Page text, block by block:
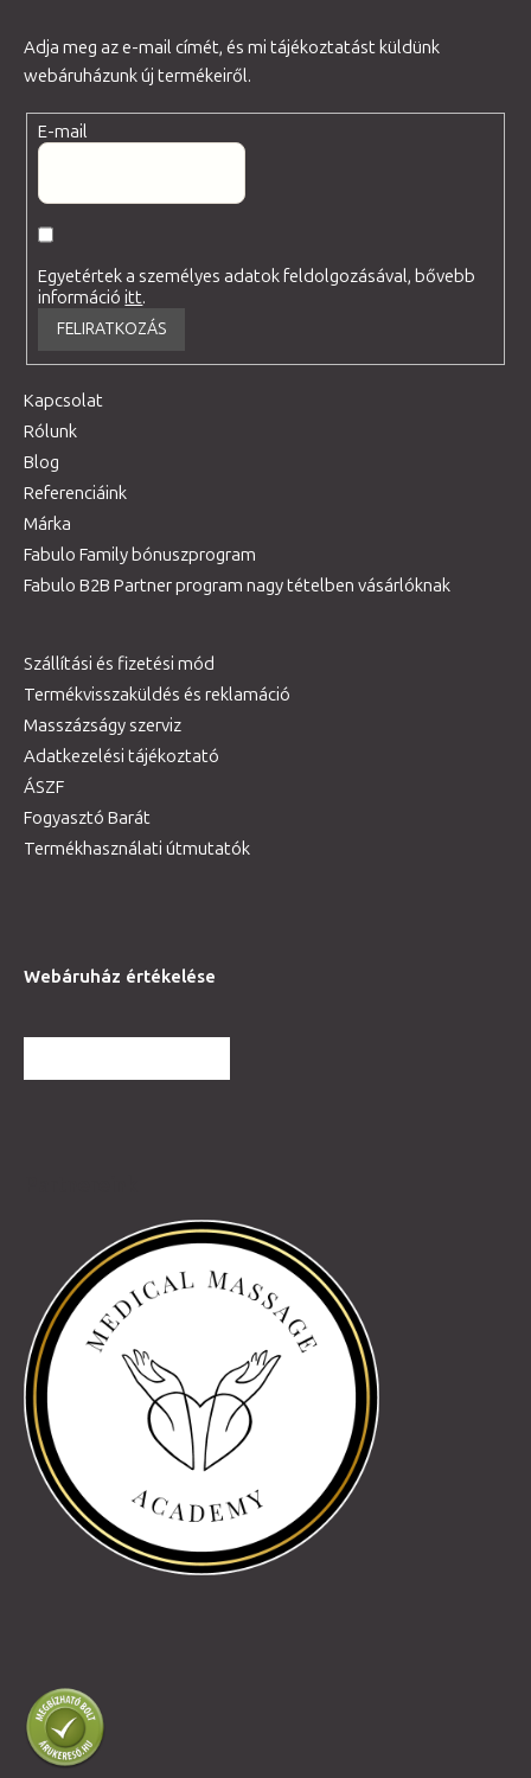
Adja meg az e-mail címét, és mi tájékoztatást küldünk
webáruházunk új termékeiről.
E-mail
Egyetértek a személyes adatok feldolgozásával, bővebb
információitt.
FELIRATKOZÁS
Kapcsolat
Rólunk
Blog
Referenciáink
Márka
Fabulo Family bónuszprogram
Fabulo B2B Partner program nagy tételben vásárlóknak
Szállítási és fizetési mód
Termékvisszaküldés és reklamáció
Masszázságy szerviz
Adatkezelési tájékoztató
ÁSZF
Fogyasztó Barát
Termékhasználati útmutatók
Webáruház értékelése